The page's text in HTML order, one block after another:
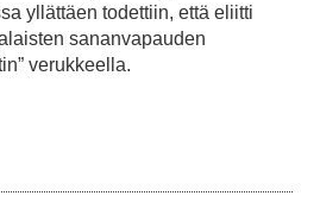
yllättäen todettiin, että eliitti
sananvapauden
verukkeella.